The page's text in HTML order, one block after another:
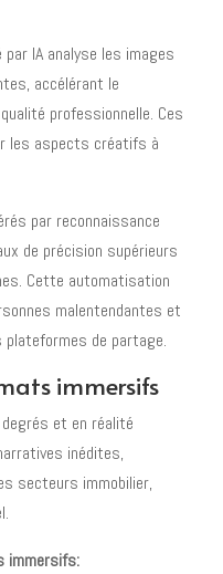
IA analyse les images
accélérant le
professionnelle. Ces
les aspects créatifs à
par reconnaissance
de précision supérieurs
Cette automatisation
malentendantes et
de partage.
immersifs
et en réalité
inédites,
secteurs immobilier,
immersifs: